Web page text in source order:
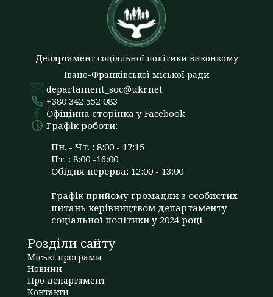
Департамент соціальної політики виконкому
Івано-Франківської міської ради
departament_soc@ukr.net
+380 342 552 083
Офіційна сторінка у Facebook
Графік роботи:
Пн. - Чт. : 8:00 - 17:15
Пт. : 8:00 -16:00
Обідня перерва: 12:00 - 13:00
Графік прийому громадян з особистих
питань керівництвом департаменту
соціальної політики у 2024 році
Розділи сайту
Міські програми
Новини
Про департамент
Контакти